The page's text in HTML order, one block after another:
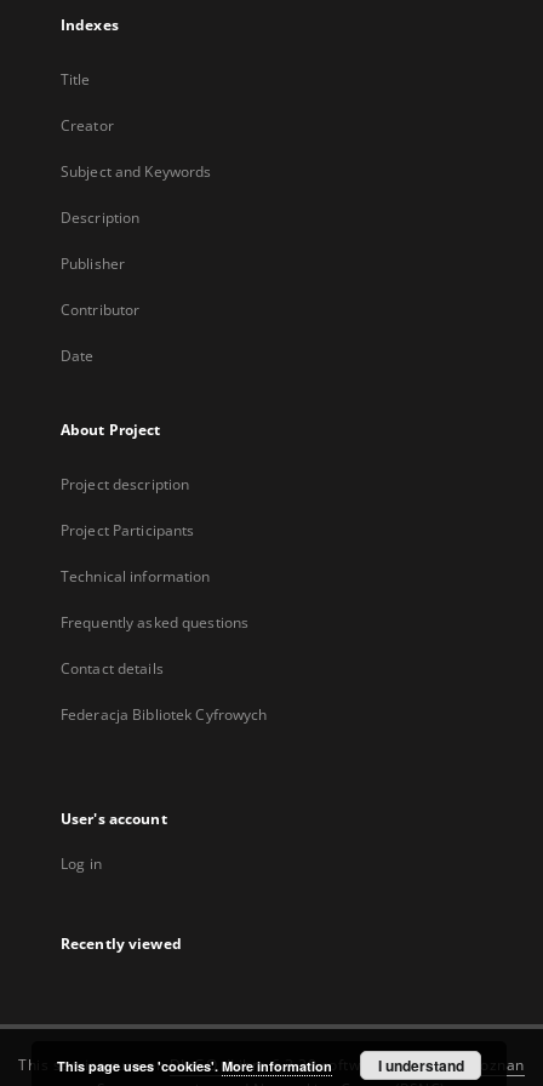
Indexes
Title
Creator
Subject and Keywords
Description
Publisher
Contributor
Date
About Project
Project description
Project Participants
Technical information
Frequently asked questions
Contact details
Federacja Bibliotek Cyfrowych
User's account
Log in
Recently viewed
This service runs onDInGO dLibra 6.3.20software created by
Poznan
This page uses 'cookies'. More information I understand